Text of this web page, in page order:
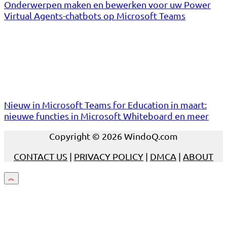
Onderwerpen maken en bewerken voor uw Power
Virtual Agents-chatbots op Microsoft Teams
Nieuw in Microsoft Teams for Education in maart:
nieuwe functies in Microsoft Whiteboard en meer
Copyright © 2026 WindoQ.com
CONTACT US | PRIVACY POLICY | DMCA | ABOUT